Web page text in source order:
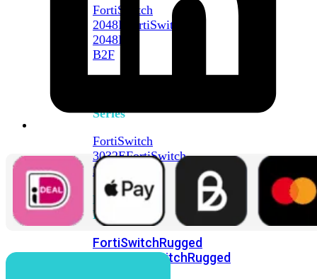
FortiSwitch
2048F
FortiSwitch
2048F-
B2F
Series
FortiSwitch
3032EFortiSwitch
3032G
FortiSwitch
Ruggedized
FortiSwitchRugged
FortiSwitchRugged